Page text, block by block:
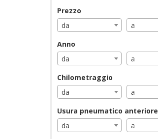
Prezzo
da
a
Anno
da
a
Chilometraggio
da
a
Usura pneumatico anteriore
da
a